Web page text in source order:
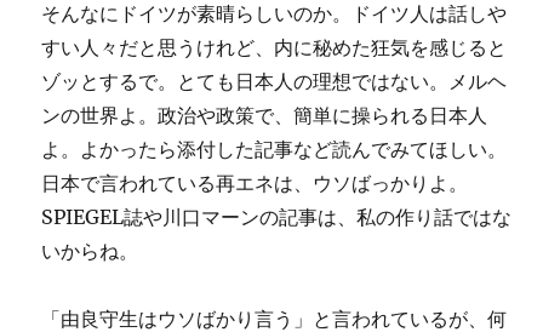
そんなにドイツが素晴らしいのか。ドイツ人は話しや
すい人々だと思うけれど、内に秘めた狂気を感じると
ゾッとするで。とても日本人の理想ではない。メルヘ
ンの世界よ。政治や政策で、簡単に操られる日本人
よ。よかったら添付した記事など読んでみてほしい。
日本で言われている再エネは、ウソばっかりよ。
SPIEGEL誌や川口マーンの記事は、私の作り話ではな
いからね。
「由良守生はウソばかり言う」と言われているが、何